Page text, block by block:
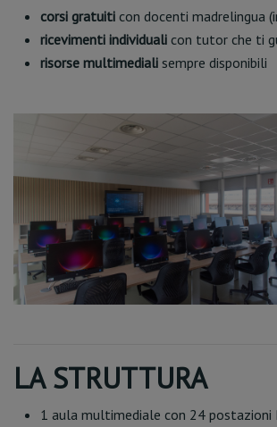
corsi gratuiti con docenti madrelingua
ricevimenti individuali con tutor che ti
risorse multimediali sempre disponibili
LA STRUTTURA
1 aula multimediale con 24 postazioni